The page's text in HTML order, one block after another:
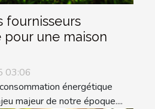
fournisseurs
une maison
03:06
énergétique
majeur de notre époque....